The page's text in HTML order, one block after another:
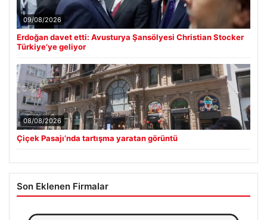
09/08/2026
Erdoğan davet etti: Avusturya Şansölyesi Christian Stocker
Türkiye’ye geliyor
08/08/2026
Çiçek Pasajı’nda tartışma yaratan görüntü
Son Eklenen Firmalar